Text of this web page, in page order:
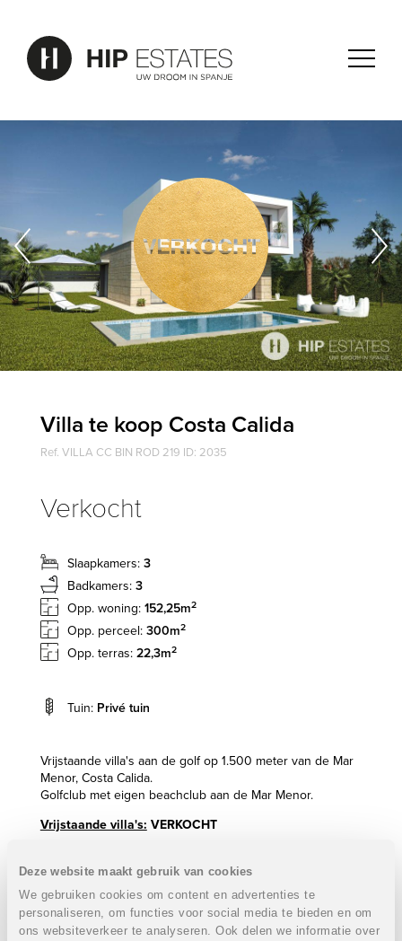
Deze website maakt gebruik van cookies
We gebruiken cookies om content en advertenties te
personaliseren, om functies voor social media te bieden en om
ons websiteverkeer te analyseren. Ook delen we informatie over
Villa te koop Costa Calida
Ref. VILLA CC BIN ROD 219 ID: 2035
Verkocht
Slaapkamers: 3
Badkamers: 3
Opp. woning: 152,25m2
Opp. perceel: 300m2
Opp. terras: 22,3m2
Tuin: Privé tuin
Vrijstaande villa's aan de golf op 1.500 meter van de Mar
Menor, Costa Calida.
Golfclub met eigen beachclub aan de Mar Menor.
Vrijstaande villa's: VERKOCHT
3 Badkamers
Bebouwde oppervlakte: 152,25 m²
Terras: 22,3 m²
Perceel: 300 m²